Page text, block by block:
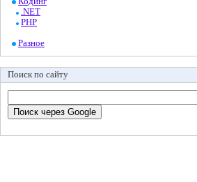
.NET
PHP
Разное
Поиск по сайту